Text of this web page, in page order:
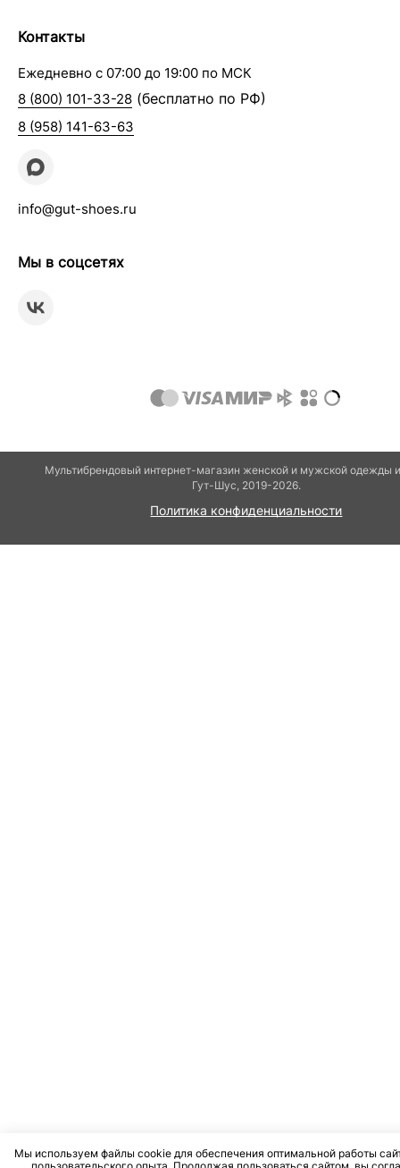
Контакты
Ежедневно с 07:00 до 19:00 по МСК
8 (800) 101-33-28 (бесплатно по РФ)
8 (958) 141-63-63
info@gut-shoes.ru
Мы в соцсетях
Мультибрендовый интернет-магазин женской и мужской одежды
Гут-Шуc, 2019-2026.
Политика конфиденциальности
Мы используем файлы cookie для обеспечения оптимальной работы